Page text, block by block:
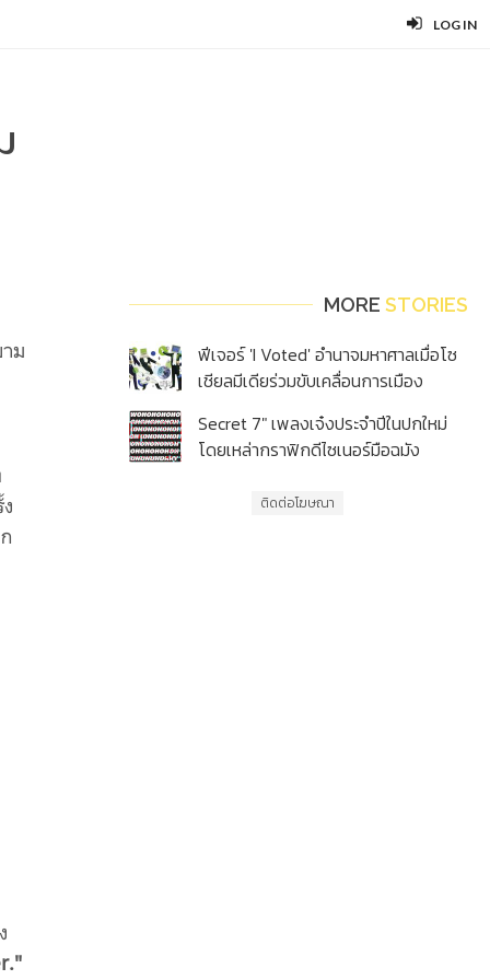
LOG IN
ม
MORE STORIES
ฟีเจอร์ 'I Voted' อำนาจมหาศาลเมื่อโซ
เชียลมีเดียร่วมขับเคลื่อนการเมือง
Secret 7" เพลงเจ๋งประจำปีในปกใหม่
โดยเหล่ากราฟิกดีไซเนอร์มือฉมัง
ติดต่อโฆษณา